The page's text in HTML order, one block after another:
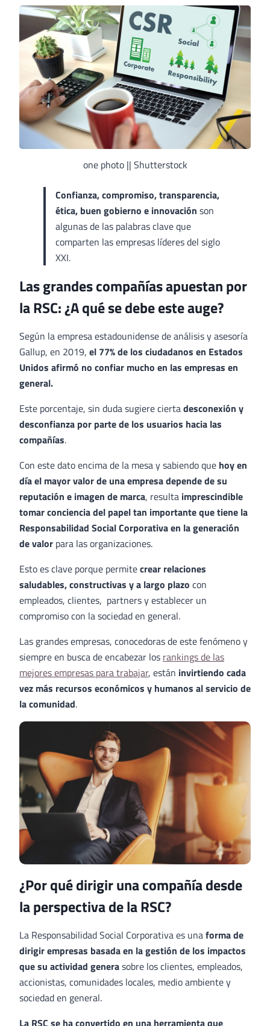
one photo || Shutterstock
Confianza, compromiso, transparencia,
ética, buen gobierno e innovación son
algunas de las palabras clave que
comparten las empresas líderes del siglo
XXI.
Las grandes compañías apuestan por
la RSC: ¿A qué se debe este auge?
Según la empresa estadounidense de análisis y asesoría
Gallup, en 2019, el 77% de los ciudadanos en Estados
Unidos afirmó no confiar mucho en las empresas en
general.
Este porcentaje, sin duda sugiere ciertadesconexión y
desconfianza por parte de los usuarios hacia las
compañías.
Con este dato encima de la mesa y sabiendo que hoy en
día el mayor valor de una empresa depende de su
reputación e imagen de marca, resulta imprescindible
tomar conciencia del papel tan importante que tiene la
Responsabilidad Social Corporativa en la generación
de valor para las organizaciones.
Esto es clave porque permitecrear relaciones
saludables, constructivas y a largo plazo con
empleados, clientes, partners y establecer un
compromiso con la sociedad en general.
Las grandes empresas, conocedoras de este fenómeno y
siempre en busca de encabezar los rankings de las
mejores empresas para trabajar, están invirtiendo cada
vez más recursos económicos y humanos al servicio de
la comunidad.
¿Por qué dirigir una compañía desde
la perspectiva de la RSC?
La Responsabilidad Social Corporativa es unaforma de
dirigir empresas basada en la gestión de los impactos
que su actividad generasobre los clientes, empleados,
accionistas, comunidades locales, medio ambiente y
sociedad en general.